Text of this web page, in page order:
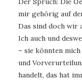
mir gehörig auf
Das sind doch wir
Ich auch und
– sie könnten
und
handelt, das hat